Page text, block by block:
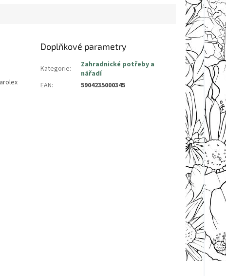
Doplňkové parametry
Kategorie:
Zahradnické potřeby a
nářadí
EAN: 5904235000345